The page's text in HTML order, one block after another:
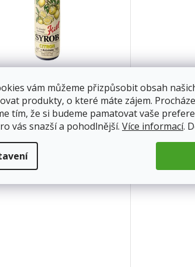
vám můžeme přizpůsobit obsah
produkty, o které máte zájem.
tím, že si budeme pamatovat vaše
vás snazší a pohodlnější. Více informací.
Skladem
132 Kč